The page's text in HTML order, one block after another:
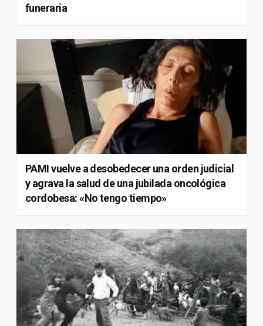
funeraria
PAMI vuelve a desobedecer una orden judicial
y agrava la salud de una jubilada oncológica
cordobesa: «No tengo tiempo»